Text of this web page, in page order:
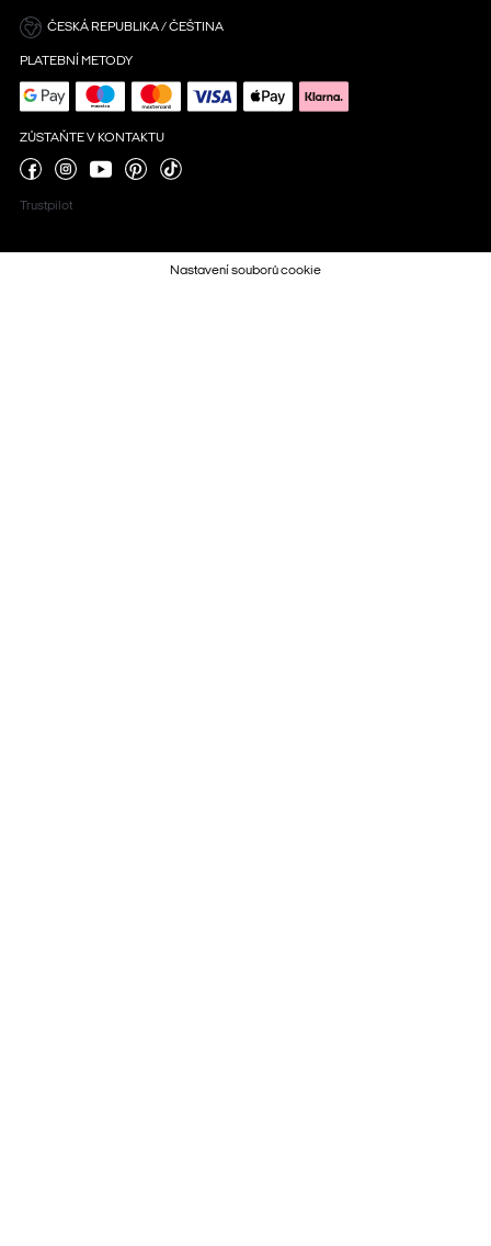
ČESKÁ REPUBLIKA / ČEŠTINA
PLATEBNÍ METODY
ZŮSTAŇTE V KONTAKTU
Trustpilot
Nastavení souborů cookie